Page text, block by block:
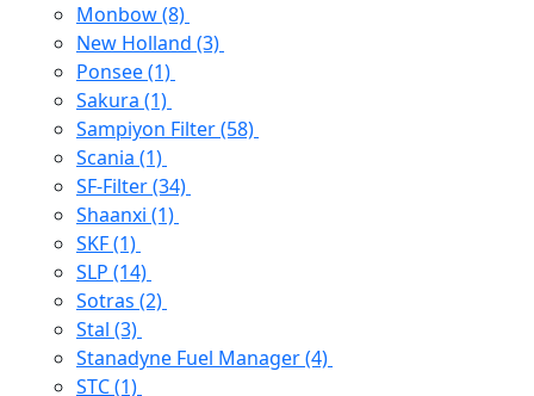
Monbow(8)
New Holland (3)
Ponsee(1)
Sakura (1)
Sampiyon Filter(58)
Scania (1)
SF-Filter(34)
Shaanxi (1)
SKF(1)
SLP (14)
Sotras (2)
Stal (3)
Stanadyne Fuel Manager(4)
STC(1)